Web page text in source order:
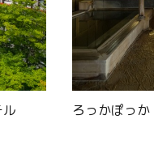
ろっかぽっか